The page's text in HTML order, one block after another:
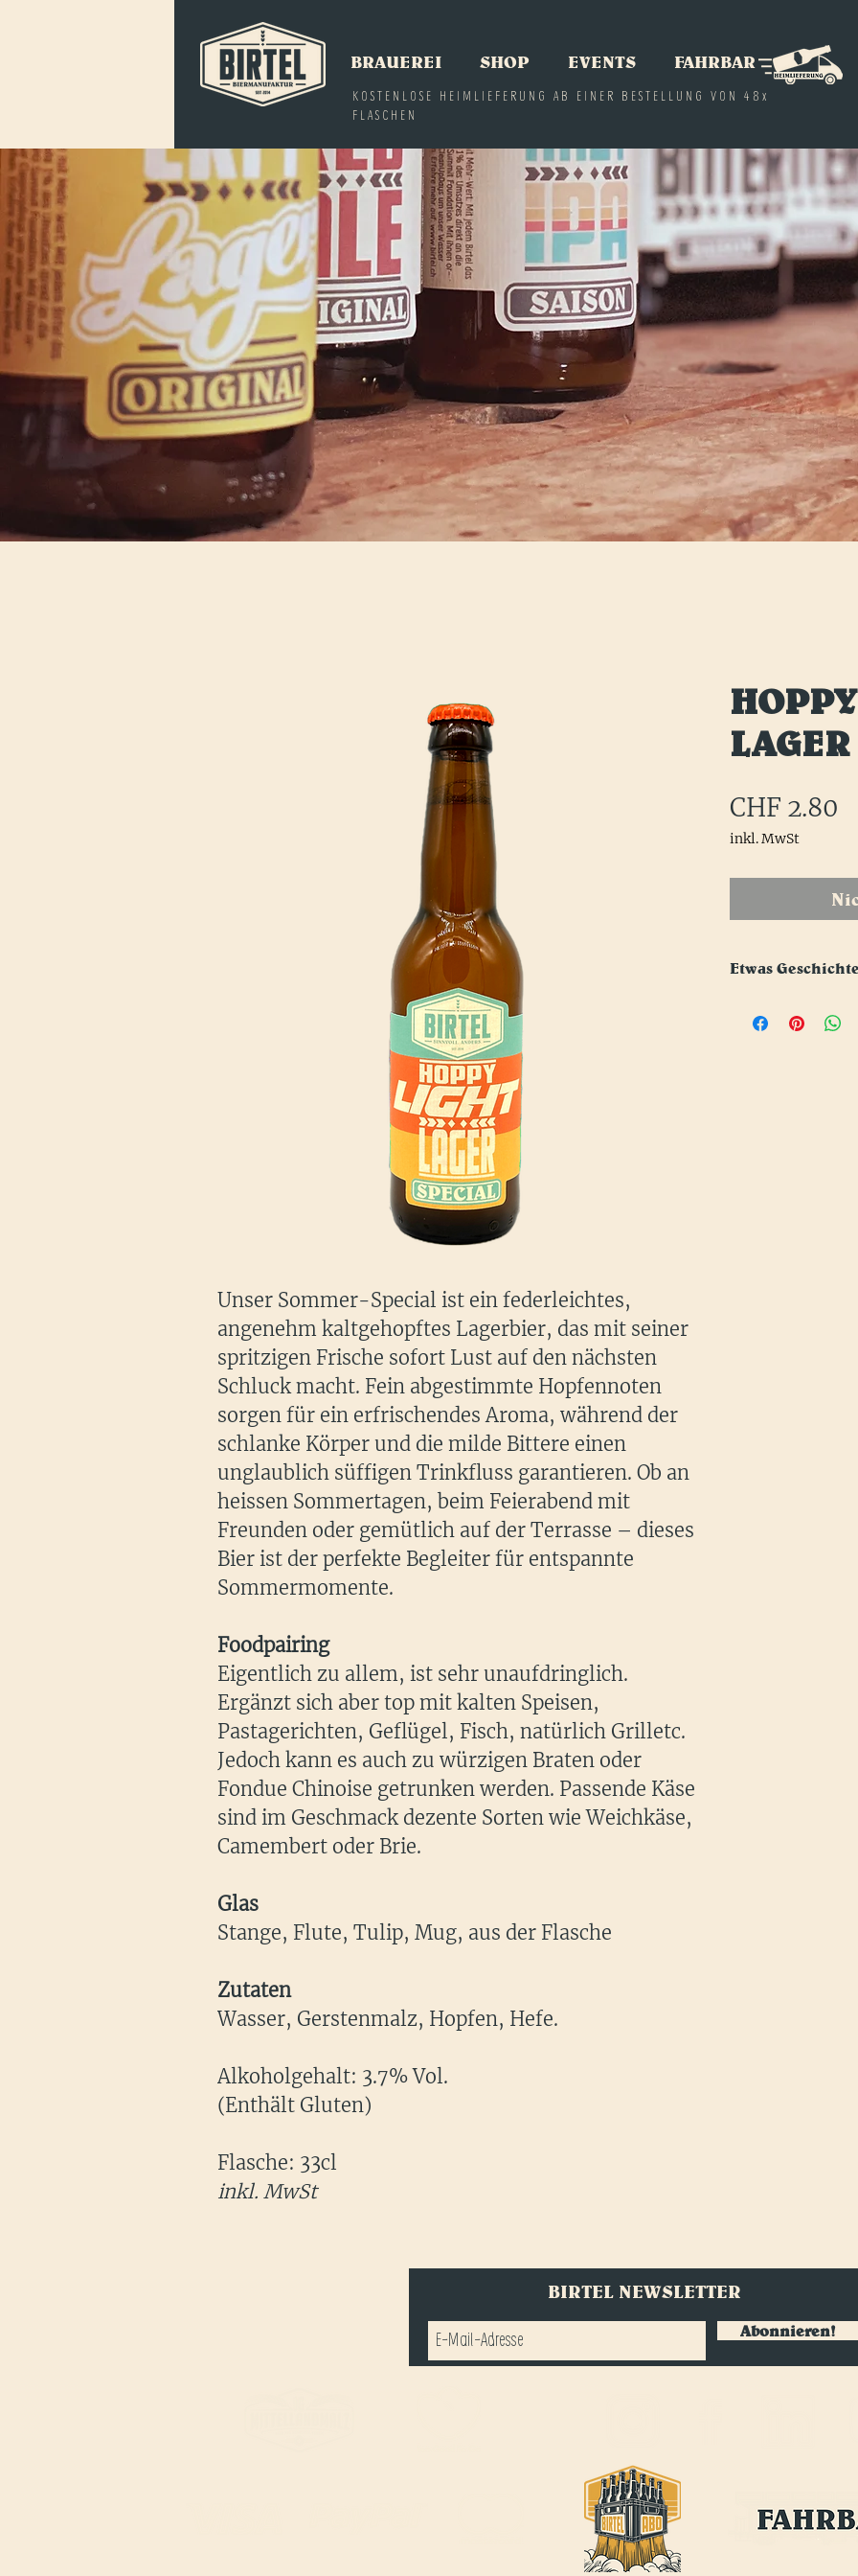
BRAUEREI SHOP EVENTS FAHRBAR
KOSTENLOSE HEIMLIEFERUNG AB EINER BESTELLUNG VON 48x
FLASCHEN
Unser Sommer-Special ist ein federleichtes,
angenehm kaltgehopftes Lagerbier, das mit seiner
spritzigen Frische sofort Lust auf den nächsten
Schluck macht. Fein abgestimmte Hopfennoten
sorgen für ein erfrischendes Aroma, während der
schlanke Körper und die milde Bittere einen
unglaublich süffigen Trinkfluss garantieren. Ob an
heissen Sommertagen, beim Feierabend mit
Freunden oder gemütlich auf der Terrasse – dieses
Bier ist der perfekte Begleiter für entspannte
Sommermomente.
Foodpairing
Eigentlich zu allem, ist sehr unaufdringlich.
Ergänzt sich aber top mit kalten Speisen,
Pastagerichten, Geflügel, Fisch, natürlich Grilletc.
Jedoch kann es auch zu würzigen Braten oder
Fondue Chinoise getrunken werden. Passende Käse
sind im Geschmack dezente Sorten wie Weichkäse,
Camembert oder Brie.
Glas
Stange, Flute, Tulip, Mug, aus der Flasche
Zutaten
Wasser, Gerstenmalz, Hopfen, Hefe.
Alkoholgehalt: 3.7% Vol.
(Enthält Gluten)
Flasche: 33cl
inkl. MwSt
LAGER
CHF 2.80
inkl. MwSt
Etwas
Lager-Bier. Da lässt sich
BIRTEL NEWSLETTER
Abonnieren!